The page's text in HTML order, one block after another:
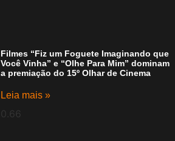
Filmes “Fiz um Foguete Imaginando que
Você Vinha” e “Olhe Para Mim” dominam
a premiação do 15º Olhar de Cinema
Leia mais »